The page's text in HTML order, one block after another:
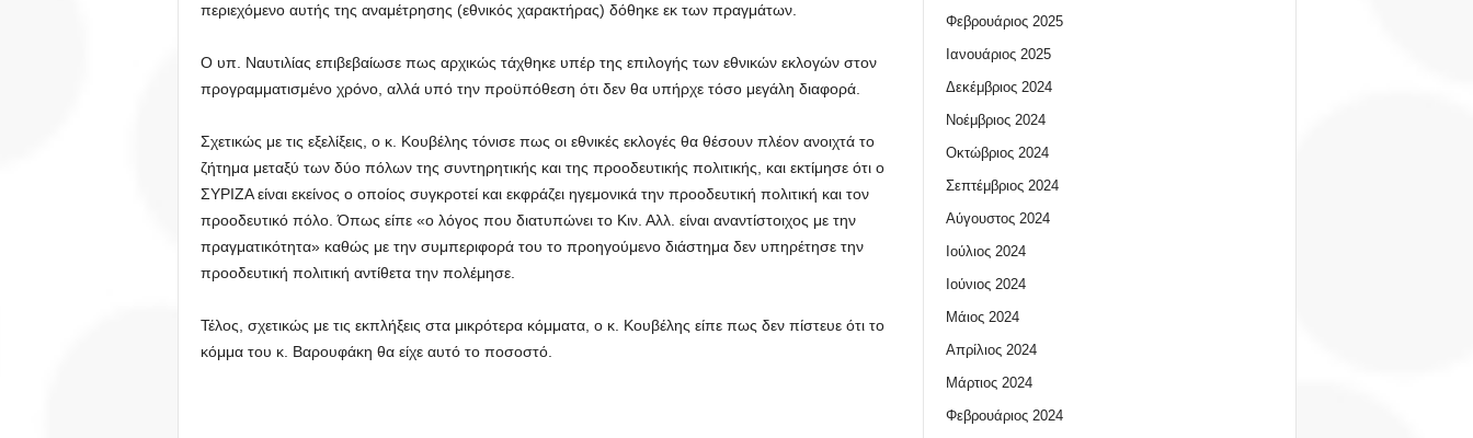
περιεχόμενο αυτής της αναμέτρησης (εθνικός χαρακτήρας) δόθηκε εκ των πραγμάτων.
Ο υπ. Ναυτιλίας επιβεβαίωσε πως αρχικώς τάχθηκε υπέρ της επιλογής των εθνικών εκλογών στον
προγραμματισμένο χρόνο, αλλά υπό την προϋπόθεση ότι δεν θα υπήρχε τόσο μεγάλη διαφορά.
Σχετικώς με τις εξελίξεις, ο κ. Κουβέλης τόνισε πως οι εθνικές εκλογές θα θέσουν πλέον ανοιχτά το
ζήτημα μεταξύ των δύο πόλων της συντηρητικής και της προοδευτικής πολιτικής, και εκτίμησε ότι ο
ΣΥΡΙΖΑ είναι εκείνος ο οποίος συγκροτεί και εκφράζει ηγεμονικά την προοδευτική πολιτική και τον
προοδευτικό πόλο. Όπως είπε «ο λόγος που διατυπώνει το Κιν. Αλλ. είναι αναντίστοιχος με την
πραγματικότητα» καθώς με την συμπεριφορά του το προηγούμενο διάστημα δεν υπηρέτησε την
προοδευτική πολιτική αντίθετα την πολέμησε.
Τέλος, σχετικώς με τις εκπλήξεις στα μικρότερα κόμματα, ο κ. Κουβέλης είπε πως δεν πίστευε ότι το
κόμμα του κ. Βαρουφάκη θα είχε αυτό το ποσοστό.
Φεβρουάριος 2025
Ιανουάριος 2025
Δεκέμβριος 2024
Νοέμβριος 2024
Οκτώβριος 2024
Σεπτέμβριος 2024
Αύγουστος 2024
Ιούλιος 2024
Ιούνιος 2024
Μάιος 2024
Απρίλιος 2024
Μάρτιος 2024
Φεβρουάριος 2024